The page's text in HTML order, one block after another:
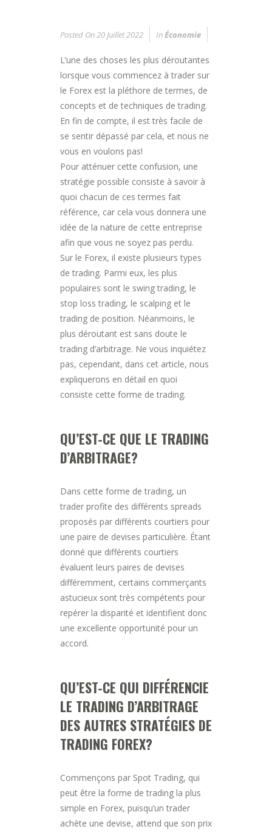
Posted On20 Juillet 2022 InÉconomie
L’une des choses les plus déroutantes
lorsque vous commencez à trader sur
le Forex est la pléthore de termes, de
concepts et de techniques de trading.
En fin de compte, il est très facile de
se sentir dépassé par cela, et nous ne
vous en voulons pas!
Pour atténuer cette confusion, une
stratégie possible consiste à savoir à
quoi chacun de ces termes fait
référence, car cela vous donnera une
idée de la nature de cette entreprise
afin que vous ne soyez pas perdu.
Sur le Forex, il existe plusieurs types
de trading. Parmi eux, les plus
populaires sont le swing trading, le
stop loss trading, le scalping et le
trading de position. Néanmoins, le
plus déroutant est sans doute le
trading d’arbitrage. Ne vous inquiétez
pas, cependant, dans cet article, nous
expliquerons en détail en quoi
consiste cette forme de trading.
QU’EST-CE QUE LE TRADING
D’ARBITRAGE?
Dans cette forme de trading, un
trader profite des différents spreads
proposés par différents courtiers pour
une paire de devises particulière. Étant
donné que différents courtiers
évaluent leurs paires de devises
différemment, certains commerçants
astucieux sont très compétents pour
repérer la disparité et identifient donc
une excellente opportunité pour un
accord.
QU’EST-CE QUI DIFFÉRENCIE
LE TRADING D’ARBITRAGE
DES AUTRES STRATÉGIES DE
TRADING FOREX?
Commençons par Spot Trading, qui
peut être la forme de trading la plus
simple en Forex, puisqu’un trader
achète une devise, attend que son prix